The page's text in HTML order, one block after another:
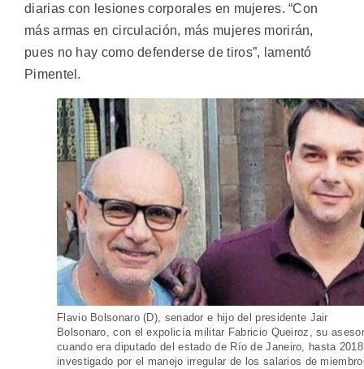
diarias con lesiones corporales en mujeres. “Con
más armas en circulación, más mujeres morirán,
pues no hay como defenderse de tiros”, lamentó
Pimentel.
Flavio Bolsonaro (D), senador e hijo del presidente Jair
Bolsonaro, con el expolicía militar Fabricio Queiroz, su asesor
cuando era diputado del estado de Río de Janeiro, hasta
investigado por el manejo irregular de los salarios de